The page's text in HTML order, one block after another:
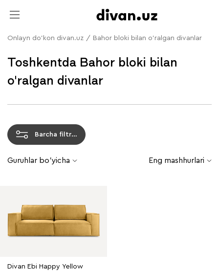
Onlayn do'kon divan.uz / Bahor bloki bilan o'ralgan divanlar
Toshkentda Bahor bloki bilan
o'ralgan divanlar
Barcha filtrlar
Guruhlar bo'yicha Eng mashhurlari
Divan Ebi Happy Yellow